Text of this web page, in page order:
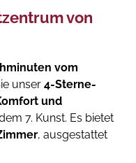
von
vom
unser 4-Sterne-
und
7. Kunst. Es bietet
, ausgestattet